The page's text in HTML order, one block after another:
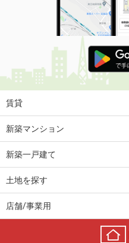
賃貸
新築マンション
新築一戸建て
土地を探す
店舗/事業用